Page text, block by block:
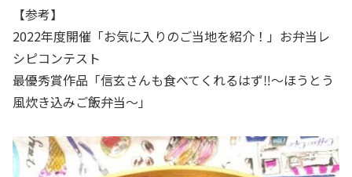
【参考】
2022年度開催「お気に入りのご当地を紹介！」お弁当レ
シピコンテスト
最優秀賞作品「信玄さんも食べてくれるはず‼～ほうとう
風炊き込みご飯弁当～」